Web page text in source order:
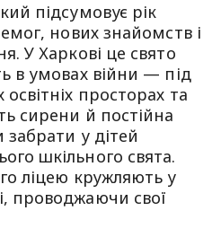
підсумовує рік
нових знайомств і
У Харкові це свято
в умовах війни — під
просторах та
сирени й постійна
у дітей
шкільного свята.
ліцею кружляють у
проводжаючи свої